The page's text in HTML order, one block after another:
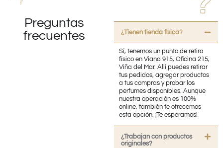
Preguntas
frecuentes
¿Tienen tienda fisica?
Sí, tenemos un punto de retiro
físico en Viana 915, Oficina 215,
Viña del Mar. Allí puedes retirar
tus pedidos, agregar productos
a tus compras y probar los
perfumes disponibles. Aunque
nuestra operación es 100%
online, también te ofrecemos
esta opción. ¡Te esperamos!
¿Trabajan con productos
originales?